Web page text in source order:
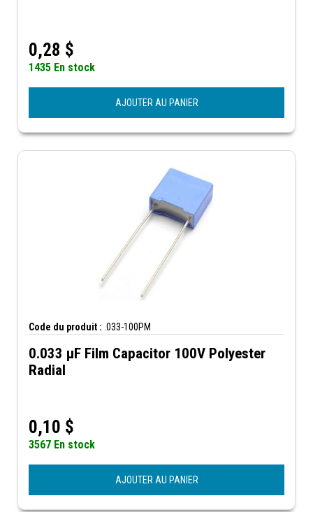
0,28 $
1435 En stock
AJOUTER AU PANIER
Code du produit : .033-100PM
0.033 µF Film Capacitor 100V Polyester
Radial
0,10 $
3567 En stock
AJOUTER AU PANIER